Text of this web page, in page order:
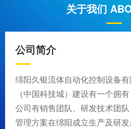
关于我们
公司简介
绵阳久银流体自动化控制设备
（中国科技城）建设有一个拥
公司有销售团队、研发技术团队
管理方案在绵阳成立生产及研